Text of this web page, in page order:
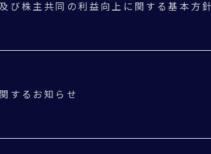
び株主共同の利益向上に関する基本方針
するお知らせ